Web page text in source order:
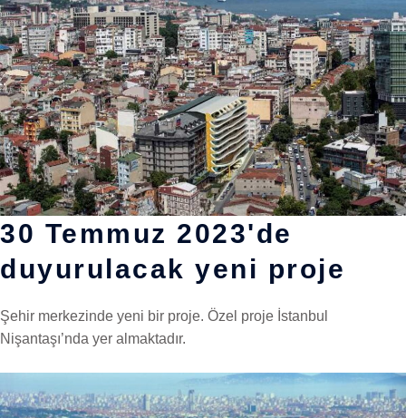
30 Temmuz 2023'de
duyurulacak yeni proje
Şehir merkezinde yeni bir proje. Özel proje İstanbul
Nişantaşı’nda yer almaktadır.